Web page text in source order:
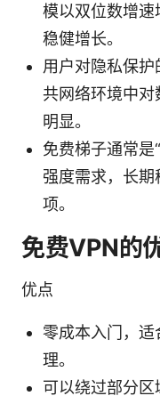
模以双位数增
稳健增长。
用户对隐私保
共网络环境中对
明显。
免费梯子通常是
强度需求，长
项。
免费VPN的
优点
零成本入门，适
理。
可以绕过部分